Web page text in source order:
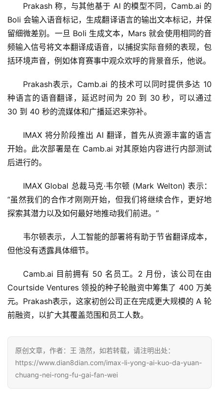
Prakash 称，与其他基于 AI 的模型不同，Camb.ai 的
Boli 会输入语音标记，生成翻译语言的输出文本标记，并保
留细微差别。一旦 Boli 生成文本，Mars 就会使用相同的音
频输入信号将文本翻译成语音，以捕捉实际音频的表现，包
括环境声音，例如体育赛事中观众欢呼的背景音乐，他说。
Prakash表示，Camb.ai 的技术可以同时提供多达 10
种语言的语音翻译，延迟时间为 20 到 30 秒，可以通过
30 到 40 秒的流媒体和广播延迟来弥补。
IMAX 将分阶段推出 AI 翻译，首先从资源丰富的语言
开始。此次部署是在 Camb.ai 对其原始内容进行内部测试
后进行的。
IMAX Global 总裁马克·韦尔顿 (Mark Welton) 表示：
“虽然我们的合作才刚刚开始，但我们将继续合作，更好地
探索其潜力以及如何最好地推动我们前进。”
韦尔顿表示，人工智能的部署将有助于节省翻译成本，
但他没有透露具体细节。
Camb.ai 目前拥有 50 名员工。2 月份，该公司在由
Courtside Ventures 领投的种子轮融资中筹集了 400 万美
元。Prakash表示，这家初创公司正在完成更大规模的 A 轮
前融资，以扩大其覆盖范围和员工人数。
原创文章，作者：王 浩然，如若转载，请注明出处：
https://www.dian8dian.com/imax-li-yong-ai-kuo-da-yuan-
chuang-nei-rong-fu-gai-fan-wei